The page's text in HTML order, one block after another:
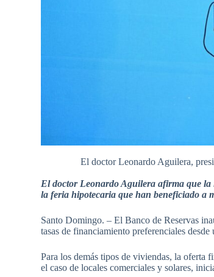
El doctor Leonardo Aguilera,
El doctor Leonardo Aguilera afirma que la
la feria hipotecaria que han beneficiado a
Santo Domingo. – El Banco de Reservas
tasas de financiamiento preferenciales
Para los demás tipos de viviendas, la oferta
el caso de locales comerciales y solares,